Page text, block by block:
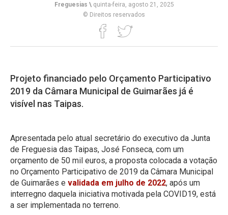
Freguesias \quinta-feira, agosto 21, 2025
© Direitos reservados
Projeto financiado pelo Orçamento Participativo
2019 da Câmara Municipal de Guimarães já é
visível nas Taipas.
Apresentada pelo atual secretário do executivo da Junta
de Freguesia das Taipas, José Fonseca, com um
orçamento de 50 mil euros, a proposta colocada a votação
no Orçamento Participativo de 2019 da Câmara Municipal
de Guimarães e validada em julho de 2022, após um
interregno daquela iniciativa motivada pela COVID19, está
a ser implementada no terreno.